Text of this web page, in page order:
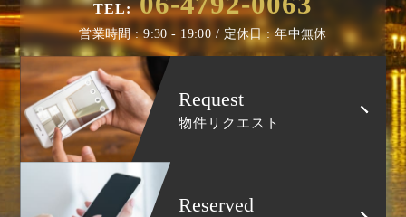
TEL:
営業時間 : 9:30 - 19:00 / 定休日 : 年中無休
Request
物件リクエスト
Reserved